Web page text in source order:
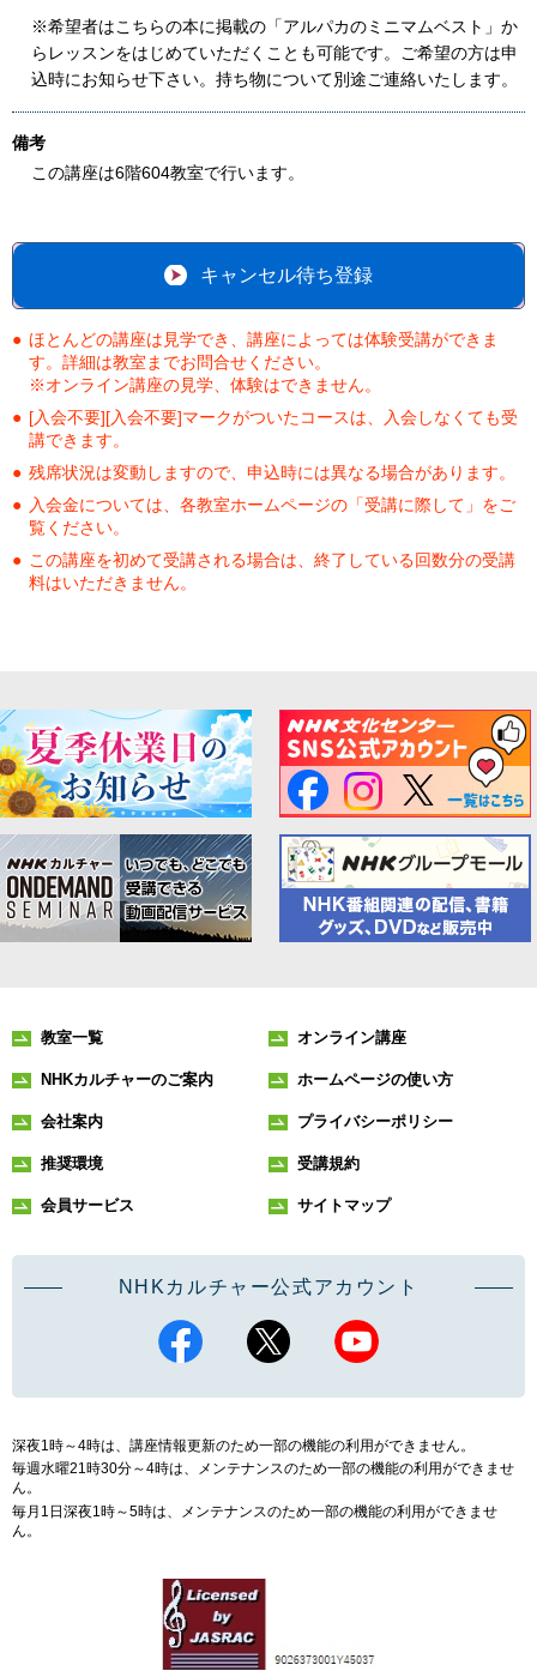
※希望者はこちらの本に掲載の「アルパカのミニマムベスト」か
らレッスンをはじめていただくことも可能です。ご希望の方は申
込時にお知らせ下さい。持ち物について別途ご連絡いたします。
備考
この講座は6階604教室で行います。
キャンセル待ち登録
ほとんどの講座は見学でき、講座によっては体験受講ができま
す。詳細は教室までお問合せください。
※オンライン講座の見学、体験はできません。
[入会不要][入会不要]マークがついたコースは、入会しなくても受
講できます。
残席状況は変動しますので、申込時には異なる場合があります。
入会金については、各教室ホームページの「受講に際して」をご
覧ください。
この講座を初めて受講される場合は、終了している回数分の受講
料はいただきません。
教室一覧 オンライン講座
NHKカルチャーのご案内 ホームページの使い方
会社案内 プライバシーポリシー
推奨環境 受講規約
会員サービス サイトマップ
NHKカルチャー公式アカウント
深夜1時～4時は、講座情報更新のため一部の機能の利用ができません。
毎週水曜21時30分～4時は、メンテナンスのため一部の機能の利用ができませ
ん。
毎月1日深夜1時～5時は、メンテナンスのため一部の機能の利用ができませ
ん。